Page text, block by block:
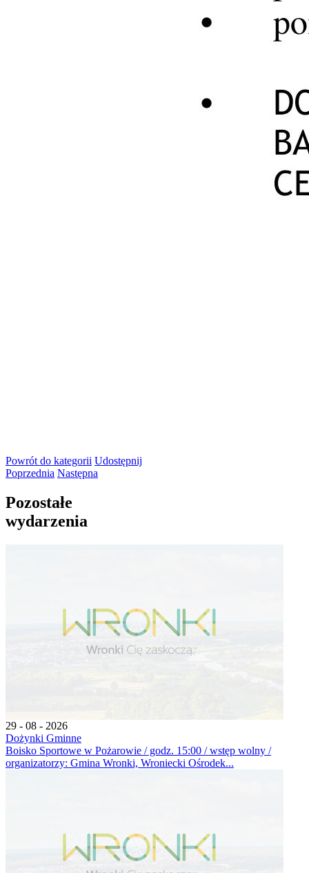
Powrót do kategorii Udostępnij
Poprzednia Następna
Pozostałe
wydarzenia
29 - 08 - 2026
Dożynki Gminne
Boisko Sportowe w Pożarowie / godz. 15:00 / wstęp wolny /
organizatorzy: Gmina Wronki, Wroniecki Ośrodek...